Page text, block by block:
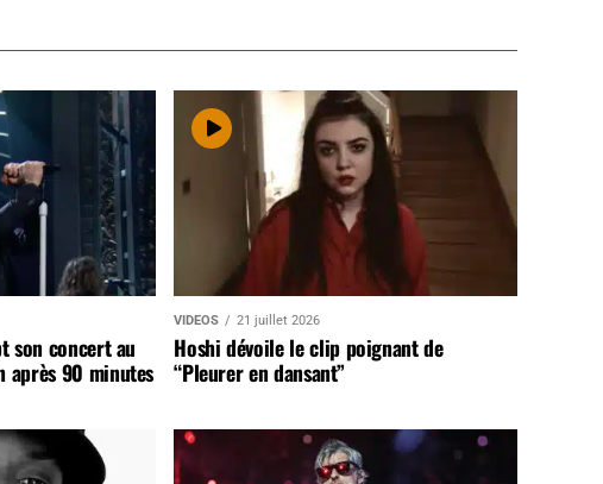
son concert au
après 90 minutes
VIDEOS 21 juillet 2026
Hoshi dévoile le clip poignant de
“Pleurer en dansant”